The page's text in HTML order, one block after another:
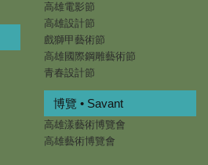
高雄電影節
高雄設計節
戲獅甲藝術節
高雄國際鋼雕藝術節
青春設計節
博覽 • Savant
高雄漾藝術博覽會
高雄藝術博覽會